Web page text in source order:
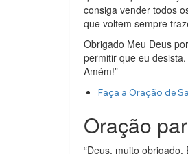
consiga vender todos
que voltem sempre
Obrigado Meu Deus
permitir que eu
Amém!”
Faça a Oração de
Oração
“Deus, muito